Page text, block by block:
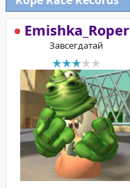
Emishka_Roper
Завсегдатай